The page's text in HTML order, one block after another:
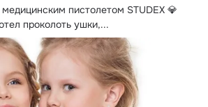
пистолетом STUDEX 💎
проколоть ушки,...